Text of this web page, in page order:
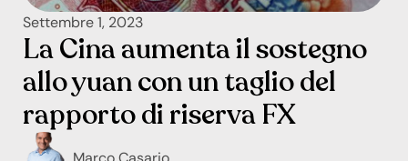
Settembre 1, 2023
La Cina aumenta il sostegno
allo yuan con un taglio del
rapporto di riserva FX